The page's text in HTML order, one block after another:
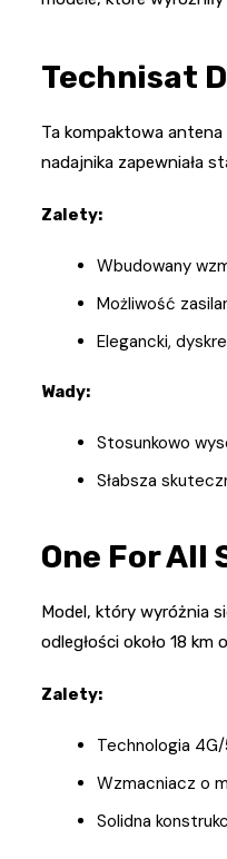
Technisat
Ta kompaktowa antena
nadajnika zapewniała
Zalety:
Wbudowany
Możliwość
Elegancki,
Wady:
Stosunkowo
Słabsza
One For All
Model, który wyróżnia
odległości około 18 km
Zalety:
Technologia
Wzmacniacz o
Solidna